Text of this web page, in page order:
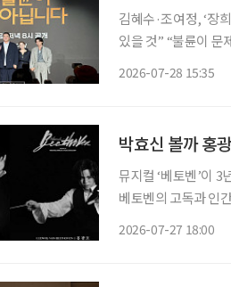
김혜수·조여정, ‘장희빈’ 이후 24년 만에
있을 것” “불륜이 문제가 아니라면 도대체 무엇이 문제일까?” 완벽해 보이던 두 가족의 일상
2026-07-28 15:35
박효신 볼까 홍
뮤지컬 ‘베토벤’이
베토벤의 고독과 인
2026-07-27 18:00